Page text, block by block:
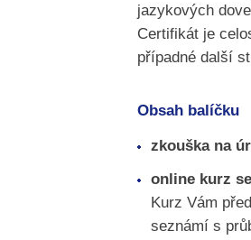
jazykových
Certifikát je
případné další
Obsah balíčku
zkouška na
online kurz
Kurz Vám
seznámí s